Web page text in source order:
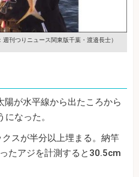
週刊つりニュース関東版千葉・渡邉長士）
が水平線から出たころから
なった。
スが半分以上埋まる。納竿
たアジを計測すると30.5cm